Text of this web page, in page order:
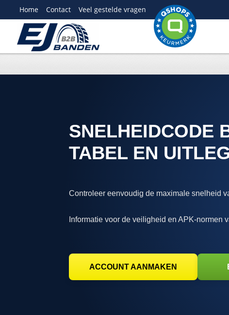
Home Contact Veel gestelde vragen
SNELHEIDCODE
TABEL EN
Controleer eenvoudig de maximale snelheid
Informatie voor de veiligheid en APK-normen
ACCOUNT AANMAKEN